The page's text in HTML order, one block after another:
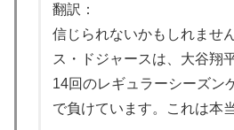
の差に海外が大騒ぎ
海外「”京都の鳥”は良いぞ」小
の観光名所／お店に対する海外
焦げだらけの業務用鉄板が水と
カに「味が全部流れていく！」
翻訳：
信じられないかもしれませ
ス・ドジャースは、大谷翔
14回のレギュラーシーズン
で負けています。これは本